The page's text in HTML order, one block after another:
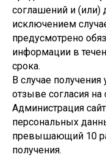
соглашений и (или)
исключением
предусмотрено
информации в
срока.
В случае
отзыве согласия
Администрация
персональных
превышающий 10
получения.